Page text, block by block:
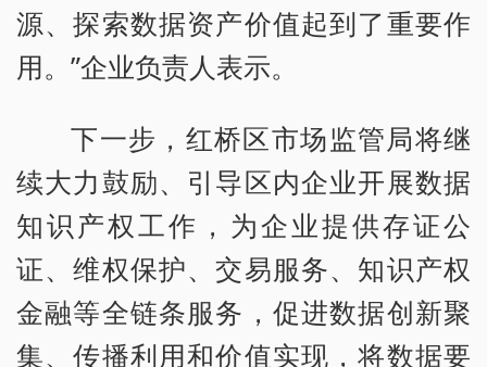
源、探索数据资产价值起到了重要作
用。”企业负责人表示。
下一步，红桥区市场监管局将继
续大力鼓励、引导区内企业开展数据
知识产权工作，为企业提供存证公
证、维权保护、交易服务、知识产权
金融等全链条服务，促进数据创新聚
集、传播利用和价值实现，将数据要